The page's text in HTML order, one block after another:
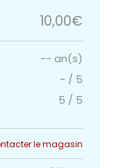
10,00€
-- an(s)
- / 5
5 / 5
le magasin